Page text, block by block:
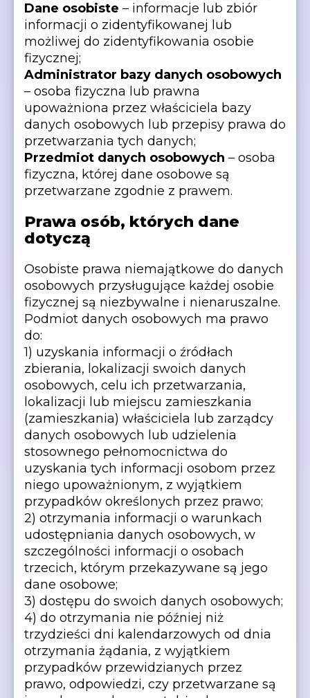
Dane osobiste – informacje lub zbiór
informacji o zidentyfikowanej lub
możliwej do zidentyfikowania osobie
fizycznej;
Administrator bazy danych osobowych
– osoba fizyczna lub prawna
upoważniona przez właściciela bazy
danych osobowych lub przepisy prawa do
przetwarzania tych danych;
Przedmiot danych osobowych – osoba
fizyczna, której dane osobowe są
przetwarzane zgodnie z prawem.
Prawa osób, których dane
dotyczą
Osobiste prawa niemajątkowe do danych
osobowych przysługujące każdej osobie
fizycznej są niezbywalne i nienaruszalne.
Podmiot danych osobowych ma prawo
do:
1) uzyskania informacji o źródłach
zbierania, lokalizacji swoich danych
osobowych, celu ich przetwarzania,
lokalizacji lub miejscu zamieszkania
(zamieszkania) właściciela lub zarządcy
danych osobowych lub udzielenia
stosownego pełnomocnictwa do
uzyskania tych informacji osobom przez
niego upoważnionym, z wyjątkiem
przypadków określonych przez prawo;
2) otrzymania informacji o warunkach
udostępniania danych osobowych, w
szczególności informacji o osobach
trzecich, którym przekazywane są jego
dane osobowe;
3) dostępu do swoich danych osobowych;
4) do otrzymania nie później niż
trzydzieści dni kalendarzowych od dnia
otrzymania żądania, z wyjątkiem
przypadków przewidzianych przez
prawo, odpowiedzi, czy przetwarzane są